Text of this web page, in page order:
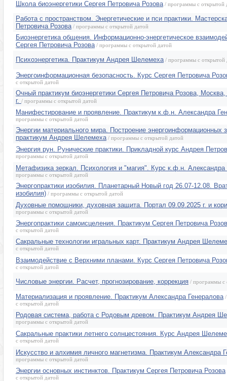
Школа биоэнергетики Сергея Петровича Розова / программы с открытой
Работа с пространством. Энергетические и пси практики.
Петровича Розова / программы с открытой датой
Биоэнергетика общения. Информационно-энергетическое
Сергея Петровича Розова / программы с открытой датой
Психоэнергетика. Практикум Андрея Шелемеха / программы с открытой
Энергоинформационная безопасность. Курс Сергея Петровича
с открытой датой
Очный практикум биоэнергетики Сергея Петровича Розова,
г. / программы с открытой датой
Манифестирование и проявление. Практикум к.ф.н. Александра
программы с открытой датой
Энергии материального мира. Построение энергоинформационных
практикум Андрея Шелемеха / программы с открытой датой
Энергия рун. Рунические практики. Прикладной курс Андрея
программы с открытой датой
Метафизика зеркал. Психология и "магия". Курс к.ф.н. Александра
программы с открытой датой
Энергопрактики изобилия. Планетарный Новый год 26.07-12.08.
изобилия) / программы с открытой датой
Духовные помощники, духовная защита. Портал 09.09.2025 г. и
программы с открытой датой
Энергопрактики самоисцеления. Практикум Сергея Петровича
с открытой датой
Сакральные технологии игральных карт. Практикум Андрея
с открытой датой
Взаимодействие с Верхними планами. Курс Сергея Петровича
с открытой датой
Числовые энергии. Расчет, прогнозирование, коррекция / программы с
Материализация и проявление. Практикум Александра Генералова
с открытой датой
Родовая система, работа с Родовым древом. Практикум Андрея
программы с открытой датой
Сакральные практики летнего солнцестояния. Курс Андрея
с открытой датой
Искусство и алхимия личного магнетизма. Практикум Александра
программы с открытой датой
Энергии основных инстинктов. Практикум Сергея Петровича Розова
с открытой датой